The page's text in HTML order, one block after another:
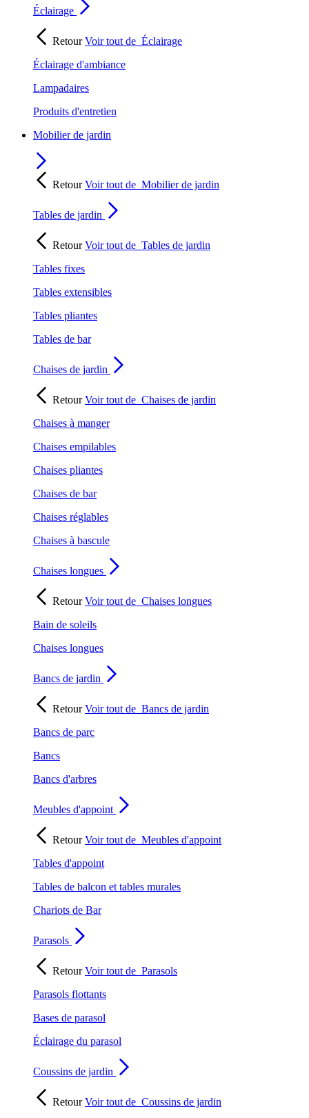
Éclairage
RetourVoir tout de Éclairage
Éclairage d'ambiance
Lampadaires
Produits d'entretien
Mobilier de jardin
RetourVoir tout de Mobilier de jardin
Tables de jardin
RetourVoir tout de Tables de jardin
Tables fixes
Tables extensibles
Tables pliantes
Tables de bar
Chaises de jardin
RetourVoir tout de Chaises de jardin
Chaises à manger
Chaises empilables
Chaises pliantes
Chaises de bar
Chaises réglables
Chaises à bascule
Chaises longues
RetourVoir tout de Chaises longues
Bain de soleils
Chaises longues
Bancs de jardin
RetourVoir tout de Bancs de jardin
Bancs de parc
Bancs
Bancs d'arbres
Meubles d'appoint
RetourVoir tout de Meubles d'appoint
Tables d'appoint
Tables de balcon et tables murales
Chariots de Bar
Parasols
RetourVoir tout de Parasols
Parasols flottants
Bases de parasol
Éclairage du parasol
Coussins de jardin
RetourVoir tout de Coussins de jardin